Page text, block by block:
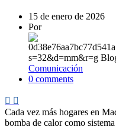
15 de enero de 2026
Por
Comunicación
0 comments
Cada vez más hogares en
bomba de calor como